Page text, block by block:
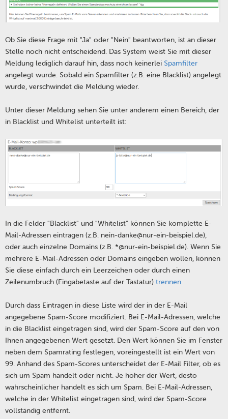
Ob Sie diese Frage mit "Ja" oder "Nein" beantworten, ist an dieser
Stelle noch nicht entscheidend. Das System weist Sie mit dieser
Meldung lediglich darauf hin, dass noch keinerlei Spamfilter
angelegt wurde. Sobald ein Spamfilter (z.B. eine Blacklist) angelegt
wurde, verschwindet die Meldung wieder.
Unter dieser Meldung sehen Sie unter anderem einen Bereich, der
in Blacklist und Whitelist unterteilt ist:
In die Felder "Blacklist" und "Whitelist" können Sie komplette E-
Mail-Adressen eintragen (z.B. nein-danke@nur-ein-beispiel.de),
oder auch einzelne Domains (z.B. *@nur-ein-beispiel.de). Wenn Sie
mehrere E-Mail-Adressen oder Domains eingeben wollen, können
Sie diese einfach durch ein Leerzeichen oder durch einen
Zeilenumbruch (Eingabetaste auf der Tastatur) trennen.
Durch dass Eintragen in diese Liste wird der in der E-Mail
angegebene Spam-Score modifiziert. Bei E-Mail-Adressen, welche
in die Blacklist eingetragen sind, wird der Spam-Score auf den von
Ihnen angegebenen Wert gesetzt. Den Wert können Sie im Fenster
neben dem Spamrating festlegen, voreingestellt ist ein Wert von
99. Anhand des Spam-Scores unterscheidet der E-Mail Filter, ob es
sich um Spam handelt oder nicht. Je höher der Wert, desto
wahrscheinlicher handelt es sich um Spam. Bei E-Mail-Adressen,
welche in der Whitelist eingetragen sind, wird der Spam-Score
vollständig entfernt.